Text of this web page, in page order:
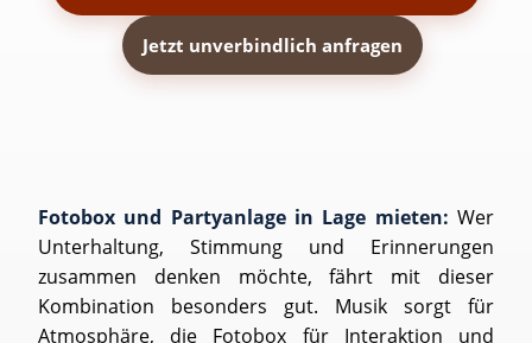
Jetzt unverbindlich anfragen
Fotobox und Partyanlage in Lage mieten: Wer
Unterhaltung, Stimmung und Erinnerungen
zusammen denken möchte, fährt mit dieser
Kombination besonders gut. Musik sorgt für
Atmosphäre, die Fotobox für Interaktion und